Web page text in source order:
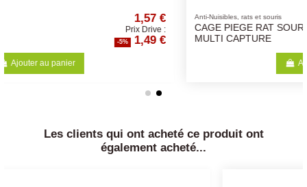
CAGE PIEGE RAT SOURIS
MULTI CAPTURE
13,58 €
Prix Drive :
-5% 12,90 €
Les clients qui ont acheté ce produit ont
également acheté...